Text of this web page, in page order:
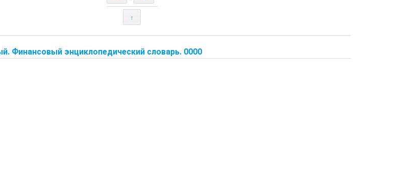
↑
Финансовый энциклопедический словарь. 0000